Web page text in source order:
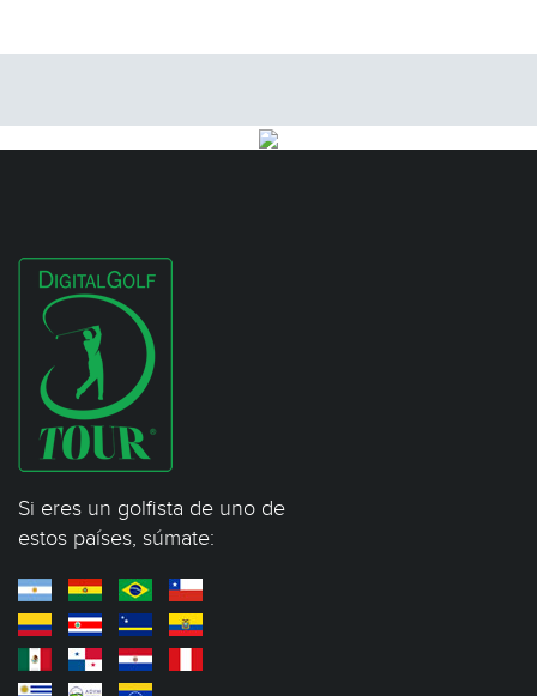
Si eres un golfista de uno de
estos países, súmate: